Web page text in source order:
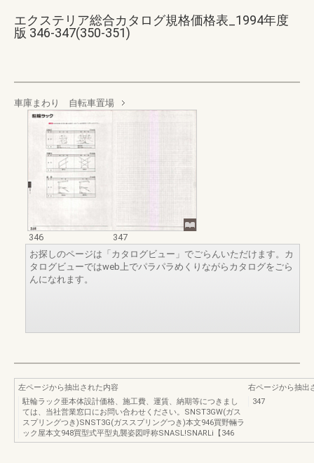
エクステリア総合カタログ規格価格表_1994年度
版 346-347(350-351)
車庫まわり 自転車置場
346
347
お探しのページは「カタログビュー」でごらんいただけます。カ
タログビューではweb上でパラパラめくりながらカタログをごら
んになれます。
左ページから抽出された内容
駐輪ラック亜本体設計価格、施工費、運賃、納期等につきまし
ては、当社営業窓口にお問い合わせください。SNST3GW(ガス
スプリングつき)SNST3G(ガススプリングつき)本文946買野輛ラ
ック屋本文948買型式平型丸襲姿図呼称SNASL!SNARLi【346
右ページから抽出
347